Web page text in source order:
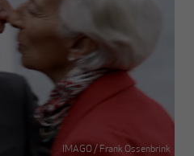
IMAGO / Frank Ossenbrink